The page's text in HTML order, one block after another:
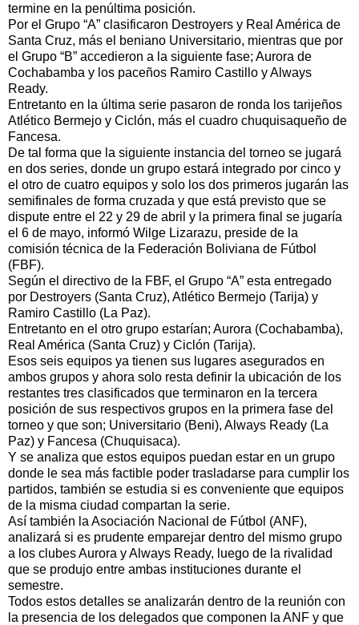
termine en la penúltima posición.
Por el Grupo “A” clasificaron Destroyers y Real América de
Santa Cruz, más el beniano Universitario, mientras que por
el Grupo “B” accedieron a la siguiente fase; Aurora de
Cochabamba y los paceños Ramiro Castillo y Always
Ready.
Entretanto en la última serie pasaron de ronda los tarijeños
Atlético Bermejo y Ciclón, más el cuadro chuquisaqueño de
Fancesa.
De tal forma que la siguiente instancia del torneo se jugará
en dos series, donde un grupo estará integrado por cinco y
el otro de cuatro equipos y solo los dos primeros jugarán las
semifinales de forma cruzada y que está previsto que se
dispute entre el 22 y 29 de abril y la primera final se jugaría
el 6 de mayo, informó Wilge Lizarazu, preside de la
comisión técnica de la Federación Boliviana de Fútbol
(FBF).
Según el directivo de la FBF, el Grupo “A” esta entregado
por Destroyers (Santa Cruz), Atlético Bermejo (Tarija) y
Ramiro Castillo (La Paz).
Entretanto en el otro grupo estarían; Aurora (Cochabamba),
Real América (Santa Cruz) y Ciclón (Tarija).
Esos seis equipos ya tienen sus lugares asegurados en
ambos grupos y ahora solo resta definir la ubicación de los
restantes tres clasificados que terminaron en la tercera
posición de sus respectivos grupos en la primera fase del
torneo y que son; Universitario (Beni), Always Ready (La
Paz) y Fancesa (Chuquisaca).
Y se analiza que estos equipos puedan estar en un grupo
donde le sea más factible poder trasladarse para cumplir los
partidos, también se estudia si es conveniente que equipos
de la misma ciudad compartan la serie.
Así también la Asociación Nacional de Fútbol (ANF),
analizará si es prudente emparejar dentro del mismo grupo
a los clubes Aurora y Always Ready, luego de la rivalidad
que se produjo entre ambas instituciones durante el
semestre.
Todos estos detalles se analizarán dentro de la reunión con
la presencia de los delegados que componen la ANF y que